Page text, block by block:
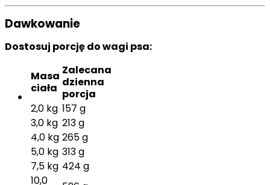
Dawkowanie
Dostosuj porcję do wagi psa:
Masa
ciała
Zalecana
dzienna
porcja
2,0 kg 157 g
3,0 kg 213 g
4,0 kg 265 g
5,0 kg 313 g
7,5 kg 424 g
10,0